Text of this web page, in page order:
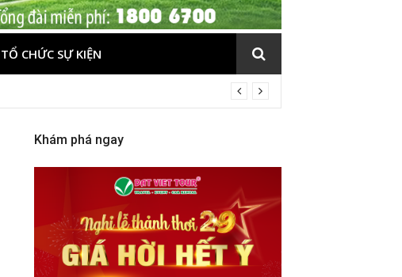
TỔ CHỨC SỰ KIỆN
Khám phá ngay